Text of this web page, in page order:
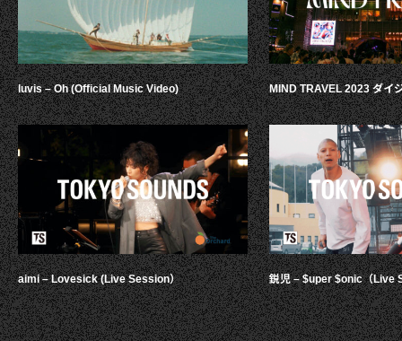
luvis – Oh (Official Music Video)
aimi – Lovesick (Live Session）
MIND TRAVEL 2023 ダイ
鋭児 – $uper $onic（Live